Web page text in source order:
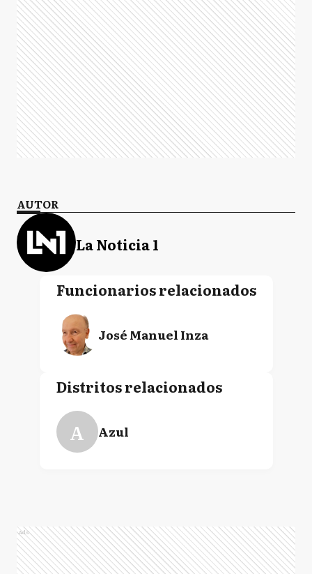
AUTOR
La Noticia 1
Funcionarios relacionados
José Manuel Inza
Distritos relacionados
A Azul
Ads